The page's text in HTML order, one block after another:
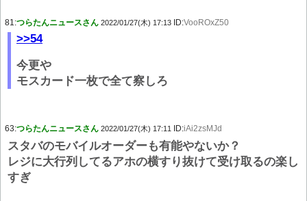
81:つらたんニュースさん 2022/01/27(木) 17:13 ID:VooROxZ50
>>54
今更や
モスカード一枚で全て察しろ
63:つらたんニュースさん 2022/01/27(木) 17:11 ID:iAi2zsMJd
スタバのモバイルオーダーも有能やないか？
レジに大行列してるアホの横すり抜けて受け取るの楽し
すぎ